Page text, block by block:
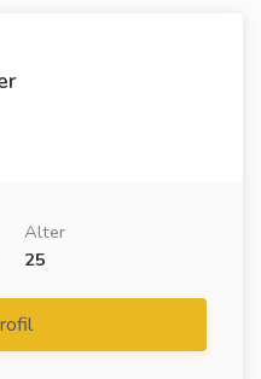
Alter
25